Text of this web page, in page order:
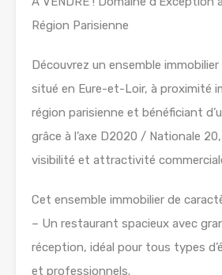
Région Parisienne
Découvrez un ensemble
situé en Eure-et-Loir, à proximité
région parisienne et bénéficiant
grâce à l’axe D2020 / Nationale
visibilité et attractivité
Cet ensemble immobilier de
– Un restaurant spacieux avec
réception, idéal pour tous types
et professionnels.